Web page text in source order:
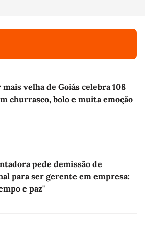
velha de Goiás celebra 108
churrasco, bolo e muita emoção
pede demissão de
para ser gerente em empresa:
e paz"